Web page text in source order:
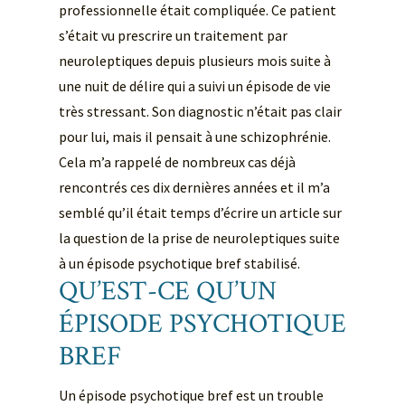
professionnelle était compliquée. Ce patient
s’était vu prescrire un traitement par
neuroleptiques depuis plusieurs mois suite à
une nuit de délire qui a suivi un épisode de vie
très stressant. Son diagnostic n’était pas clair
pour lui, mais il pensait à une schizophrénie.
Cela m’a rappelé de nombreux cas déjà
rencontrés ces dix dernières années et il m’a
semblé qu’il était temps d’écrire un article sur
la question de la prise de neuroleptiques suite
à un épisode psychotique bref stabilisé.
QU’EST-CE QU’UN
ÉPISODE PSYCHOTIQUE
BREF
Un épisode psychotique bref est un trouble